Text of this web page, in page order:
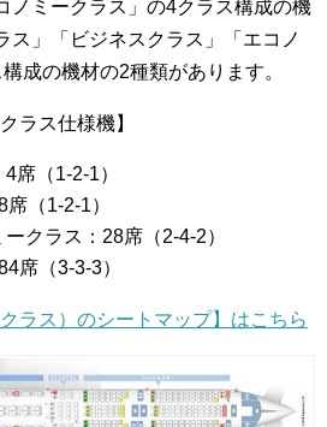
ノミークラス」の4クラス構成の機
ス」「ビジネスクラス」「エコノ
成の機材の2種類があります。
ラス仕様機】
席（1-2-1）
（1-2-1）
クラス：28席（2-4-2）
席（3-3-3）
ラス）のシートマップ】はこちら